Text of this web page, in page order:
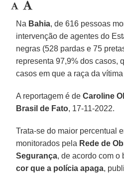
Na Bahia, de 616 pessoas
intervenção de agentes do
negras (528 pardas e 75
representa 97,9% dos casos,
casos em que a raça da
A reportagem é deCaroline
Brasil de Fato, 17-11-2022.
Trata-se do maior percentual
monitorados pela Rede de
Segurança, de acordo com o
cor que a polícia apaga,